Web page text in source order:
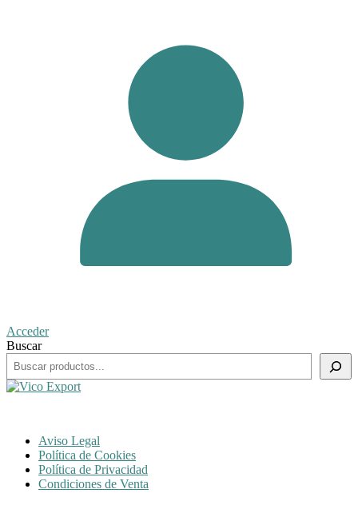
Acceder
Buscar
Aviso Legal
Política de Cookies
Política de Privacidad
Condiciones de Venta